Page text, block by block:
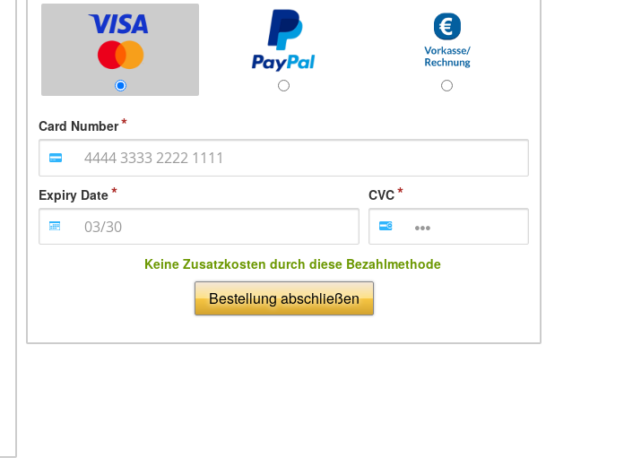
Card Number
Expiry Date CVC
Keine Zusatzkosten durch diese Bezahlmethode
Bestellung abschließen